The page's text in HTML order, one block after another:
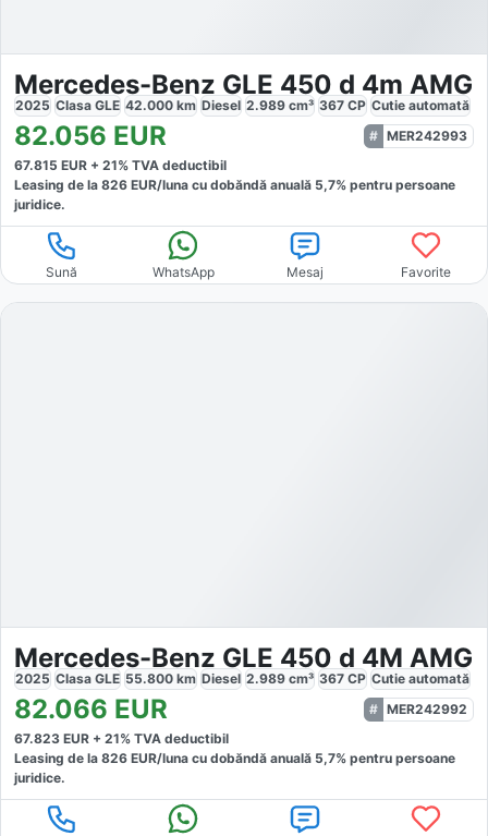
Mercedes-Benz GLE 450 d 4m AMG
2025 Clasa GLE 42.000 km Diesel 2.989 cm³ 367 CP Cutie automată
82.056 EUR
MER242993
67.815 EUR + 21% TVA deductibil
Leasing de la 826 EUR/luna cu dobăndă anuală 5,7% pentru persoane
juridice.
Sună WhatsApp Mesaj Favorite
Mercedes-Benz GLE 450 d 4M AMG
2025 Clasa GLE 55.800 km Diesel 2.989 cm³ 367 CP Cutie automată
82.066 EUR
MER242992
67.823 EUR + 21% TVA deductibil
Leasing de la 826 EUR/luna cu dobăndă anuală 5,7% pentru persoane
juridice.